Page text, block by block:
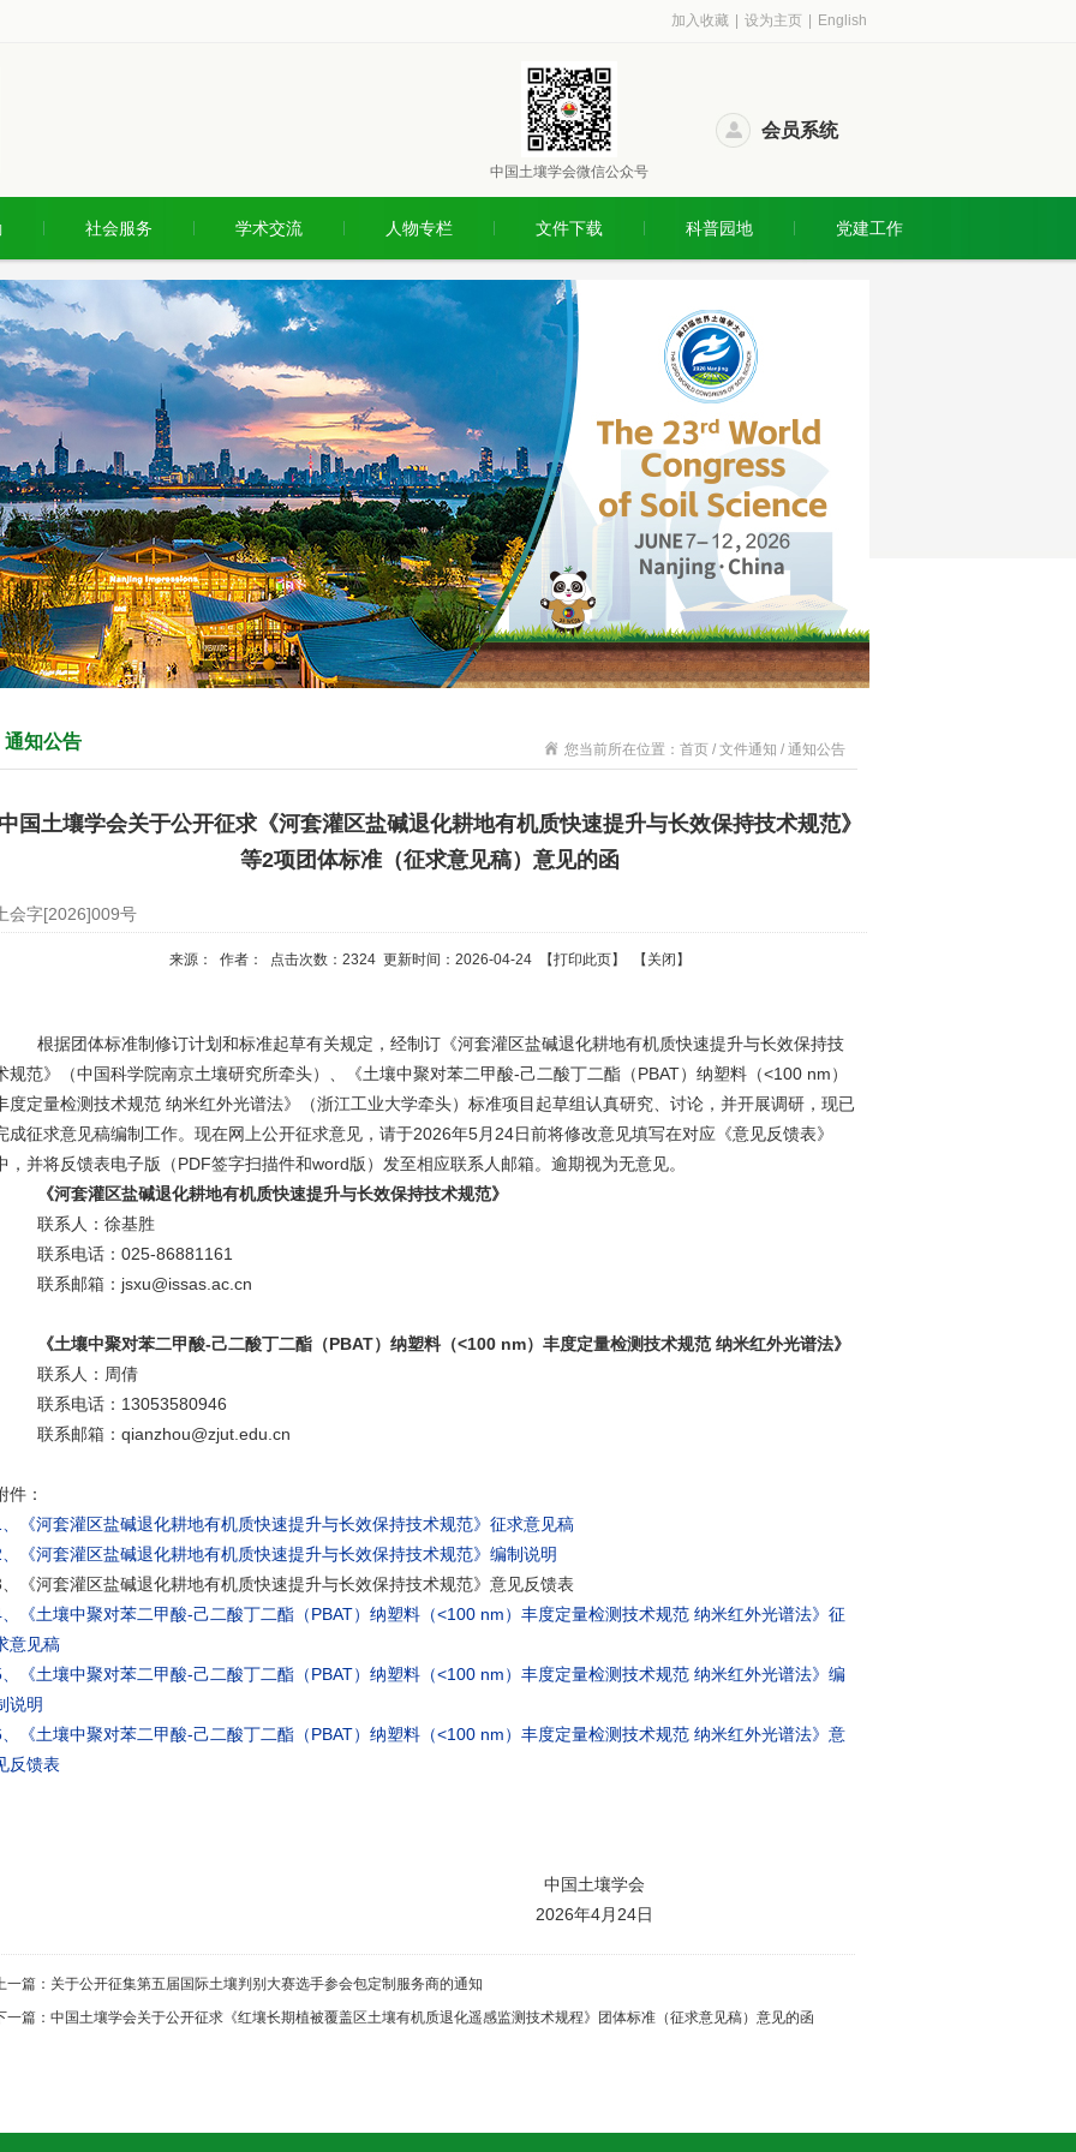
加入收藏 设为主页 English
会员系统
中国土壤学会微信公众号
社会服务 学术交流 人物专栏 文件下载 科普园地 党建工作
通知公告 您当前所在位置：首页 / 文件通知 / 通知公告
国土壤学会关于公开征求《河套灌区盐碱退化耕地有机质快速提升与长效保持技术规范》
等2项团体标准（征求意见稿）意见的函
会字[2026]009号
来源： 作者： 点击次数： 2324 更新时间：2026-04-24 【打印此页】 【 关闭 】
根据团体标准制修订计划和标准起草有关规定，经制订《河套灌区盐碱退化耕地有机质快速提升与长效保持技
规范》（中国科学院南京土壤研究所牵头）、《土壤中聚对苯二甲酸-己二酸丁二酯（PBAT）纳塑料（<100 nm）
度定量检测技术规范 纳米红外光谱法》
（浙江工业大学牵头）标准项目起草组认真研究、讨论，并开展调研，现已
成征求意见稿编制工作。现在网上公开征求意见，请于2026年5月24日前将修改意见填写在对应《意见反馈表》
，并将反馈表电子版（PDF签字扫描件和word版）发至相应联系人邮箱。逾期视为无意见。
《河套灌区盐碱退化耕地有机质快速提升与长效保持技术规范》
联系人：徐基胜
联系电话：025-86881161
联系邮箱： jsxu@issas.ac.cn
《土壤中聚对苯二甲酸-己二酸丁二酯（PBAT）纳塑料（<100 nm）丰度定量检测技术规范 纳米红外光谱法》
联系人：周倩
联系电话：13053580946
联系邮箱：qianzhou@zjut.edu.cn
件：
《河套灌区盐碱退化耕地有机质快速提升与长效保持技术规范》征求意见稿
《河套灌区盐碱退化耕地有机质快速提升与长效保持技术规范》编制说明
《河套灌区盐碱退化耕地有机质快速提升与长效保持技术规范》意见反馈表
《土壤中聚对苯二甲酸-己二酸丁二酯（PBAT）纳塑料（<100 nm）丰度定量检测技术规范 纳米红外光谱法》征
意见稿
《土壤中聚对苯二甲酸-己二酸丁二酯（PBAT）纳塑料（<100 nm）丰度定量检测技术规范 纳米红外光谱法》编
说明
《土壤中聚对苯二甲酸-己二酸丁二酯（PBAT）纳塑料（<100 nm）丰度定量检测技术规范 纳米红外光谱法》意
反馈表
中国土壤学会
2026年4月24日
一篇： 关于公开征集第五届国际土壤判别大赛选手参会包定制服务商的通知
一篇： 中国土壤学会关于公开征求《红壤长期植被覆盖区土壤有机质退化遥感监测技术规程》团体标准（征求意见稿）意见的函